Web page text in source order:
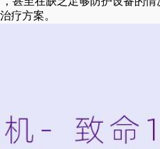
疗方案。